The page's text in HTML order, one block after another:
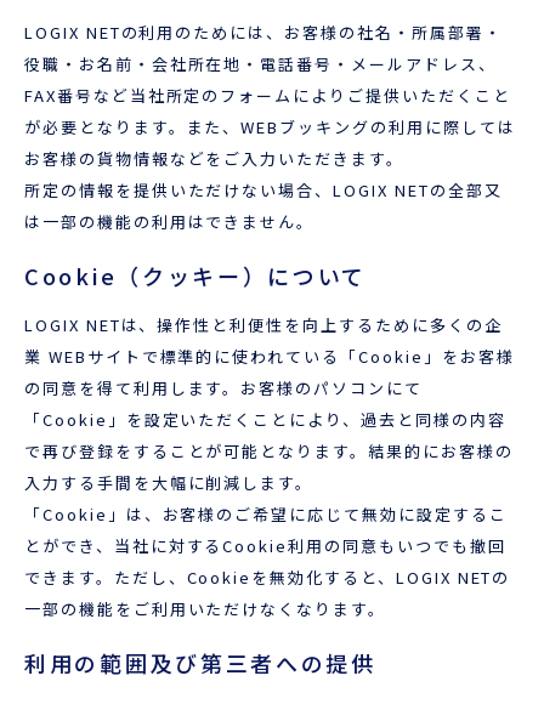
LOGIX NETの利用のためには、お客様の社名・所属部署・
役職・お名前・会社所在地・電話番号・メールアドレス、
FAX番号など当社所定のフォームによりご提供いただくこと
が必要となります。また、WEBブッキングの利用に際しては
お客様の貨物情報などをご入力いただきます。
所定の情報を提供いただけない場合、LOGIX NETの全部又
は一部の機能の利用はできません。
Cookie（クッキー）について
LOGIX NETは、操作性と利便性を向上するために多くの企
業 WEBサイトで標準的に使われている「Cookie」をお客様
の同意を得て利用します。お客様のパソコンにて
「Cookie」を設定いただくことにより、過去と同様の内容
で再び登録をすることが可能となります。結果的にお客様の
入力する手間を大幅に削減します。
「Cookie」は、お客様のご希望に応じて無効に設定するこ
とができ、当社に対するCookie利用の同意もいつでも撤回
できます。ただし、Cookieを無効化すると、LOGIX NETの
一部の機能をご利用いただけなくなります。
利用の範囲及び第三者への提供